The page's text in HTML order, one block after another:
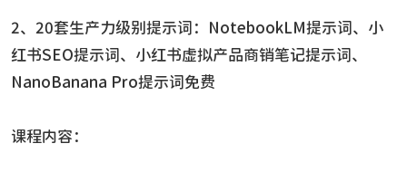
2、20套生产力级别提示词：NotebookLM提示词、小
红书SEO提示词、小红书虚拟产品商销笔记提示词、
NanoBanana Pro提示词免费
课程内容：